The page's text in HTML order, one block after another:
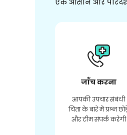
जाँच करना
आपकी उपचार संबंधी
चिंता के बारे में प्रश्न
और टीम संपर्क करेगी